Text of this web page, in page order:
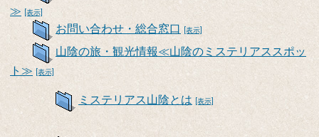
≫
[表示]
お問い合わせ・総合窓口 [表示]
山陰の旅・観光情報≪山陰のミステリアススポッ
ト≫
[表示]
ミステリアス山陰とは [表示]